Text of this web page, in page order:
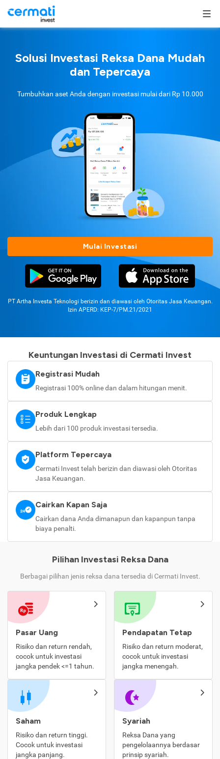
Solusi Investasi Reksa Dana Mudah
dan Tepercaya
Tumbuhkan aset Anda dengan investasi mulai dari Rp 10.000
Mulai Investasi
PT Artha Investa Teknologi berizin dan diawasi oleh Otoritas Jasa Keuangan.
Izin APERD: KEP-7/PM.21/2021
Keuntungan Investasi di Cermati Invest
Registrasi Mudah
Registrasi 100% online dan dalam hitungan menit.
Produk Lengkap
Lebih dari 100 produk investasi tersedia.
Platform Tepercaya
Cermati Invest telah berizin dan diawasi oleh Otoritas
Jasa Keuangan.
Cairkan Kapan Saja
Cairkan dana Anda dimanapun dan kapanpun tanpa
biaya penalti.
Pilihan Investasi Reksa Dana
Berbagai pilihan jenis reksa dana tersedia di Cermati Invest.
Pasar Uang
Risiko dan return rendah,
cocok untuk investasi
jangka pendek <=1 tahun.
Pendapatan Tetap
Risiko dan return moderat,
cocok untuk investasi
jangka menengah.
Saham
Risiko dan return tinggi.
Cocok untuk investasi
jangka panjang.
Syariah
Reksa Dana yang
pengelolaannya berdasar
prinsip syariah.